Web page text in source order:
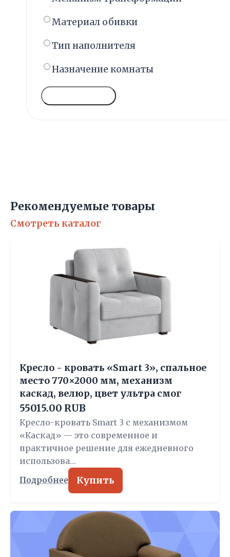
Материал обивки
Тип наполнителя
Назначение комнаты
Рекомендуемые товары
Смотреть каталог
Кресло - кровать «Smart 3», спальное
место 770×2000 мм, механизм
каскад, велюр, цвет ультра смог
55015.00 RUB
Кресло-кровать Smart 3 с механизмом
«Каскад» — это современное и
практичное решение для ежедневного
использова…
Подробнее Купить